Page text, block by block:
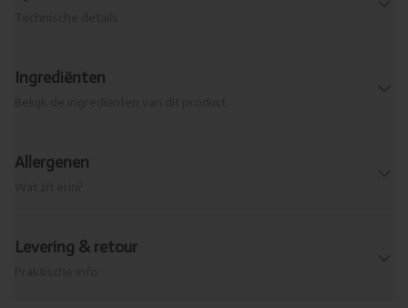
Ingrediënten
Allergenen
Levering & retour